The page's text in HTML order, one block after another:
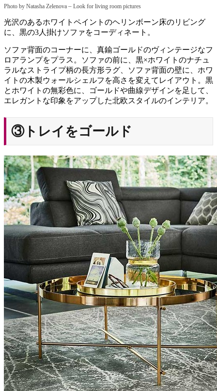
Photo by Natasha Zelenova – Look for living room pictures
光沢のあるホワイトペイントのヘリンボーン床のリビング
に、黒の3人掛けソファをコーディネート。
ソファ背面のコーナーに、真鍮ゴールドのヴィンテージなフ
ロアランプをプラス。ソファの前に、黒×ホワイトのナチュ
ラルなストライプ柄の長方形ラグ、ソファ背面の壁に、ホワ
イトの木製ウォールシェルフを高さを変えてレイアウト。黒
とホワイトの無彩色に、ゴールドや曲線デザインを足して、
エレガントな印象をアップした北欧スタイルのインテリア。
③トレイをゴールド